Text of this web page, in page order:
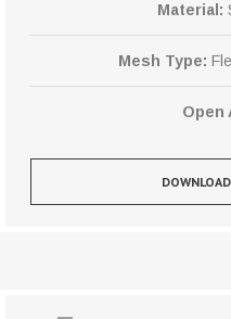
Material:
Mesh Type:
Open